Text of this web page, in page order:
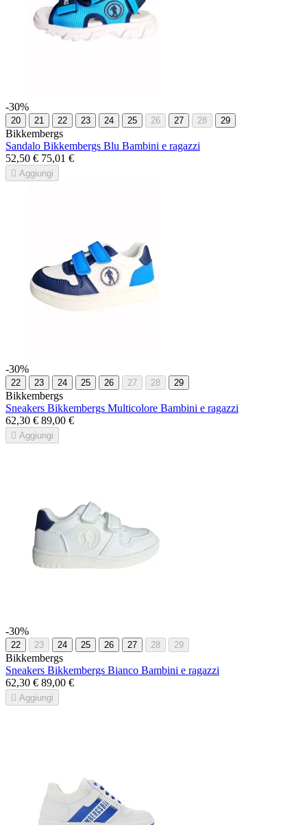
-30%
20 21 22 23 24 25 26 27 28 29
Bikkembergs
Sandalo Bikkembergs Blu Bambini e ragazzi
52,50 € 75,01 €
 Aggiungi
-30%
22 23 24 25 26 27 28 29
Bikkembergs
Sneakers Bikkembergs Multicolore Bambini e ragazzi
62,30 € 89,00 €
 Aggiungi
-30%
22 23 24 25 26 27 28 29
Bikkembergs
Sneakers Bikkembergs Bianco Bambini e ragazzi
62,30 € 89,00 €
 Aggiungi